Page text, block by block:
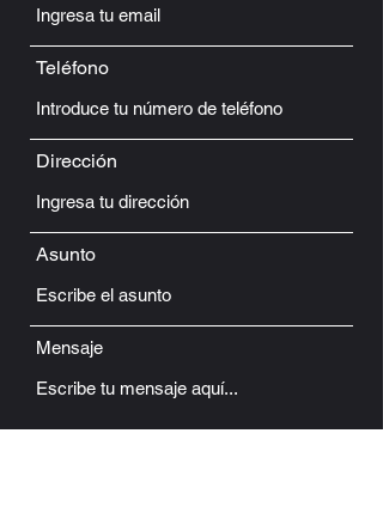
Teléfono
Dirección
Asunto
Mensaje